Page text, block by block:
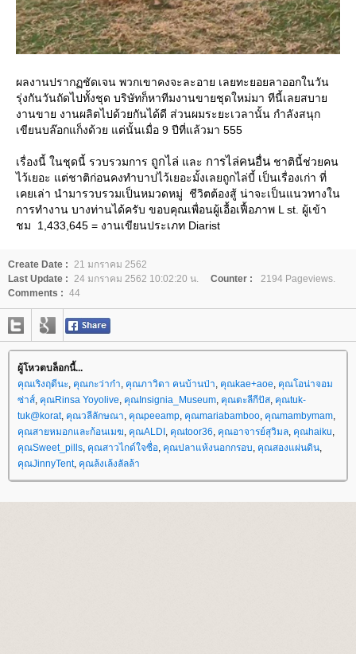
ผลงานปรากฏชัดเจน พวกเขาคงจะละอาย เลยทะยอยลาออกในวัน
รุ่งกันวันถัดไปทั้งชุด บริษัทก็หาทีมงานขายชุดใหม่มา ทีนี้เลยสบา
งานขาย งานผลิตไปด้วยกันได้ดี ส่วนผมระยะเวลานั้น กำลังสนุก
เขียนบล๊อกแก็งด้วย แต่นั้นเมื่อ 9 ปีที่แล้วมา 555
เรื่องนี้ ในชุดนี้ รวบรวมการ ถูกไล่ ละ การไล่คนอื่น ชาตินี้ช่วยคน
ไว้เยอะ แต่ชาติก่อนคงทำบาปไว้เยอะมั้งเลยถูกไล่บี้ เป็นเรื่องเก่า ที่
เคยเล่า นำมารวบรวมเป็นหมวดหมู่ ชีวิตต้องสู้ น่าจะเป็นแนวทางใน
การทำงาน บางท่านได้ครับ ขอบคุณเพื่อนผู้เอื้อเฟื้อภาพ L st. ผู้เข้า
ชม 1,433,645 = งานเขียนประเภท Diarist
Create Date :
21 มกราคม 2562
Last Update :
24 มกราคม 2562 10:02:20 น. Counter :
2194 Pageviews.
Comments : 44
ผู้โหวตบล็อกนี้...
คุณเริงฤดีนะ คุณกะว่าก๋า คุณภาวิดา คนบ้านป่า คุณkae+aoe คุณโอน่าจอม
ซ่าส์ คุณRinsa Yoyolive คุณInsignia_Museum คุณตะลีกีปัส คุณtuk-
tuk@korat, คุณวลีลักษณา คุณpeeamp คุณmariabamboo คุณmambymam
คุณสายหมอกและก้อนเมฆ คุณALDI คุณtoor36 คุณอาจารย์สุวิมล คุณhaiku
คุณSweet_pills คุณสาวไกด์ใจซื่อ คุณปลาแห้งนอกกรอบ คุณสองแผ่นดิน
คุณJinnyTent, คุณล้งเล้งลัลล้า